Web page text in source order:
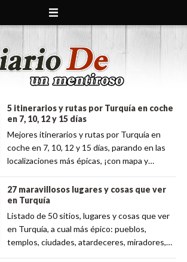
5 itinerarios y rutas por Turquía en coche
en 7, 10, 12 y 15 días
Mejores itinerarios y rutas por Turquía en
coche en 7, 10, 12 y 15 días, parando en las
localizaciones más épicas, ¡con mapa y
27 maravillosos lugares y cosas que ver
en Turquía
Listado de 50 sitios, lugares y cosas que ver
en Turquía, a cual más épico: pueblos,
templos, ciudades, atardeceres, miradores,